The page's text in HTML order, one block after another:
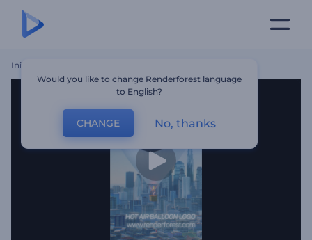
Inicio
Would you like to change Renderforest language
to English?
CHANGE No, thanks